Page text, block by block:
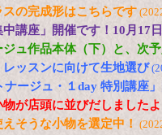
の完成形はこちらです
講座」開催です！10月17
ュ作品本体（下）と、次
レッスンに向けて生地選び
ナージュ・１day 特別講座
が店頭に並びだしましたよ
そうな小物を選定中！